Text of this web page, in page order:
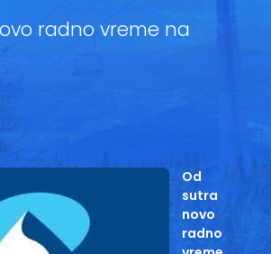
Oglasi
Galerija
radno vreme na
Od
sutra
novo
radno